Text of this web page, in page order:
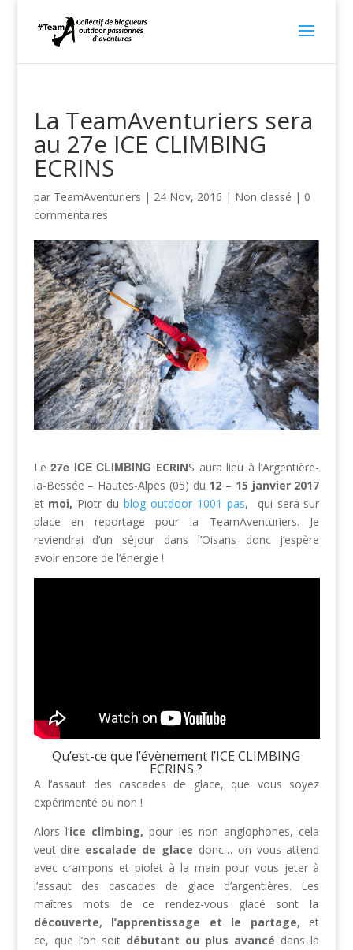
La TeamAventuriers sera
au 27e ICE CLIMBING
ECRINS
par TeamAventuriers | 24 Nov, 2016 | Non classé | 0
commentaires
Le27e ICECLIMBING ECRINS aura lieu à l’Argentière-
la-Bessée – Hautes-Alpes (05) du 12 – 15 janvier 2017
etmoi, Piotr dublog outdoor 1001 pas, qui sera sur
place en reportage pour la TeamAventuriers. Je
reviendrai d’un séjour dans l’Oisans donc j’espère
avoir encore de l’énergie !
Qu’est-ce que l’évènement l’ICE CLIMBING
ECRINS ?
A l’assaut des cascades de glace, que vous soyez
expérimenté ou non !
Alors l’ice climbing, pour les non anglophones, cela
veut dire escalade de glace donc… on vous attend
avec crampons et piolet à la main pour vous jeter à
l’assaut des cascades de glace d’argentières. Les
maîtres mots de ce rendez-vous glacé sont la
découverte, l’apprentissage et le partage, et
ce, que l’on soit débutant ou plus avancé dans la